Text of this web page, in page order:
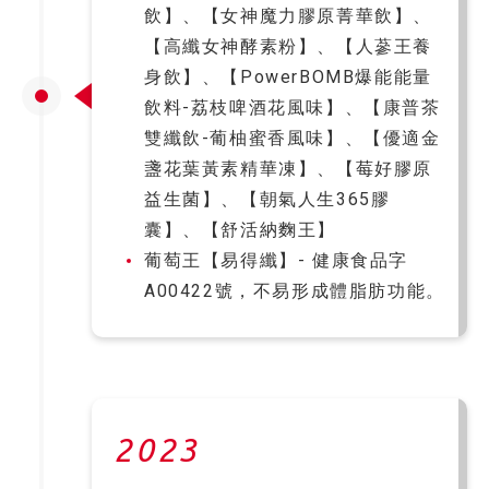
飲】、【女神魔力膠原菁華飲】、
【高纖女神酵素粉】、【人蔘王養
身飲】、【PowerBOMB爆能能量
飲料-荔枝啤酒花風味】、【康普茶
雙纖飲-葡柚蜜香風味】、【優適金
盞花葉黃素精華凍】、【莓好膠原
益生菌】、【朝氣人生365膠
囊】、【舒活納麴王】
葡萄王【易得纖】- 健康食品字
A00422號，不易形成體脂肪功能。
2023